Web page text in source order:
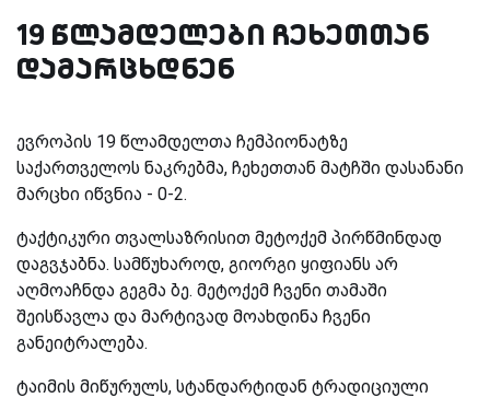
19 წლამდელები ჩეხეთთან
დამარცხდნენ
ევროპის 19 წლამდელთა ჩემპიონატზე
საქართველოს ნაკრებმა, ჩეხეთთან მატჩში დასანანი
მარცხი იწვნია - 0-2.
ტაქტიკური თვალსაზრისით მეტოქემ პირწმინდად
დაგვჯაბნა. სამწუხაროდ, გიორგი ყიფიანს არ
აღმოაჩნდა გეგმა ბე. მეტოქემ ჩვენი თამაში
შეისწავლა და მარტივად მოახდინა ჩვენი
განეიტრალება.
ტაიმის მიწურულს, სტანდარტიდან ტრადიციული